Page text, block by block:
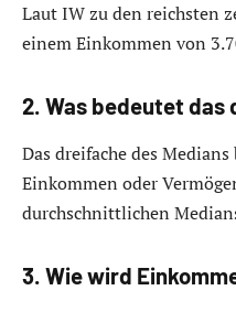
Laut IW zu den reichsten
einem Einkommen von
2. Was bedeutet das
Das dreifache des
Einkommen oder
durchschnittlichen
3. Wie wird